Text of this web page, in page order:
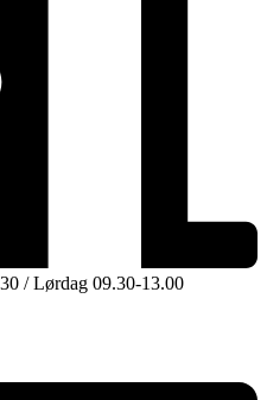
/ Lørdag 09.30-13.00